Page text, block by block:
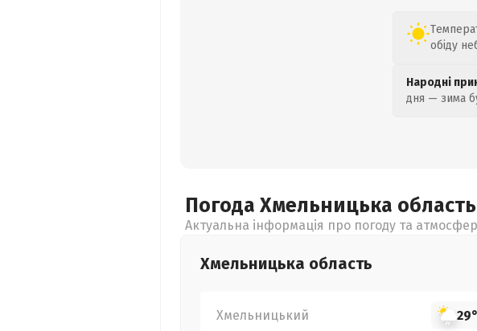
обіду
Народні
дня — зима
Погода Хмельницька область
Актуальна інформація про погоду та
Хмельницька область
Хмельницький 29°